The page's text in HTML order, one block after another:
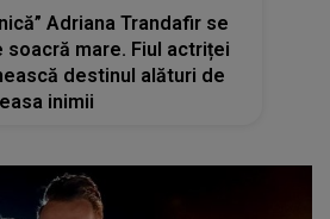
Adriana Trandafir se
mare. Fiul actriței
destinul alături de
inimii